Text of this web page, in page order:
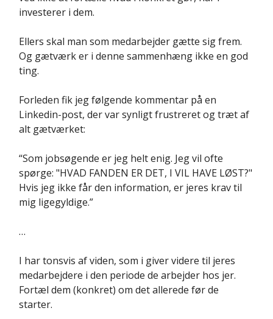
investerer i dem.
Ellers skal man som medarbejder gætte sig frem.
Og gætværk er i denne sammenhæng ikke en god
ting.
Forleden fik jeg følgende kommentar på en
Linkedin-post, der var synligt frustreret og træt af
alt gætværket:
“Som jobsøgende er jeg helt enig. Jeg vil ofte
spørge: "HVAD FANDEN ER DET, I VIL HAVE LØST?"
Hvis jeg ikke får den information, er jeres krav til
mig ligegyldige.”
…
I har tonsvis af viden, som i giver videre til jeres
medarbejdere i den periode de arbejder hos jer.
Fortæl dem (konkret) om det allerede før de
starter.